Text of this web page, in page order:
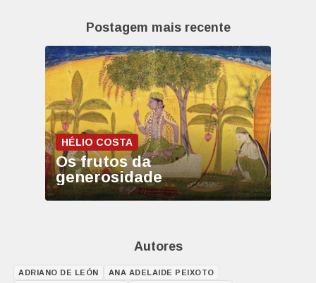
Postagem mais recente
HÉLIO COSTA
Os frutos da
generosidade
Autores
ADRIANO DE LEÓN
ANA ADELAIDE PEIXOTO